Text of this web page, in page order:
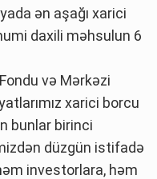
ən aşağı xarici
daxili məhsulun 6
və Mərkəzi
xarici borcu
bunlar birinci
düzgün istifadə
investorlara, həm